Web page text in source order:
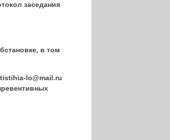
заседания
в том
lo@mail.ru